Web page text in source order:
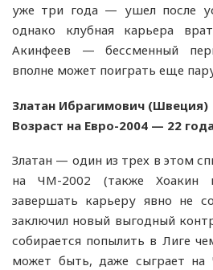
уже три года — ушел после
однако клубная карьера
Акинфеев — бессменный
вполне может поиграть еще
Златан Ибрагимович (Швеция)
Возраст на Евро-2004 — 22
Златан — один из трех в этом
на ЧМ-2002 (также
завершать карьеру явно не
заключил новый выгодный
собирается попылить в Лиге
может быть, даже сыграет на